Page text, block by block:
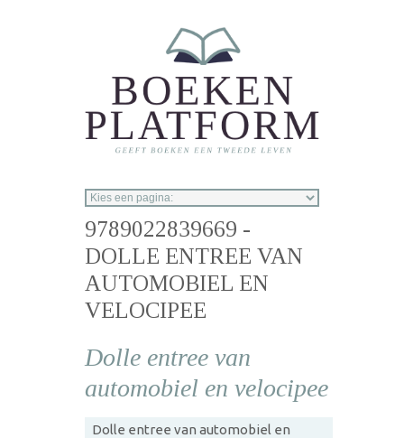
9789022839669 -
DOLLE ENTREE VAN
AUTOMOBIEL EN
VELOCIPEE
Dolle entree van
automobiel en velocipee
Dolle entree van automobiel en